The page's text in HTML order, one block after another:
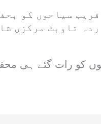
کے مقام پر پھنسے 200 کے
تاوبٹ مرکزی
کو رات گئے ہی